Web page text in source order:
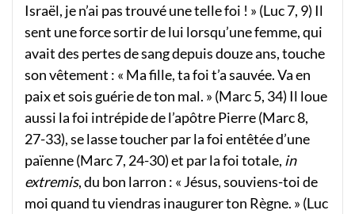
Israël, je n’ai pas trouvé une telle foi ! » (Luc 7, 9) Il
sent une force sortir de lui lorsqu’une femme, qui
avait des pertes de sang depuis douze ans, touche
son vêtement : « Ma fille, ta foi t’a sauvée. Va en
paix et sois guérie de ton mal. » (Marc 5, 34) Il loue
aussi la foi intrépide de l’apôtre Pierre (Marc 8,
27-33), se lasse toucher par la foi entêtée d’une
païenne (Marc 7, 24-30) et par la foi totale, in
extremis, du bon larron : « Jésus, souviens-toi de
moi quand tu viendras inaugurer ton Règne. » (Luc